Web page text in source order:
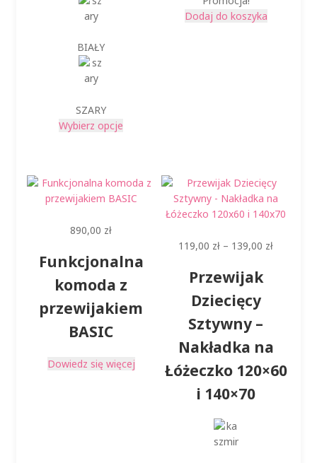
BIAŁY
SZARY
Wybierz opcje
wariantów.
Opcje
stronie
produktu
Dodaj do koszyka
890,00 zł
Funkcjonalna
komoda z
przewijakiem
BASIC
Dowiedz się więcej
119,00 zł – 139,00 złZakres
Przewijak
Dziecięcy
Sztywny –
Nakładka na
Łóżeczko 120×60
i 140×70